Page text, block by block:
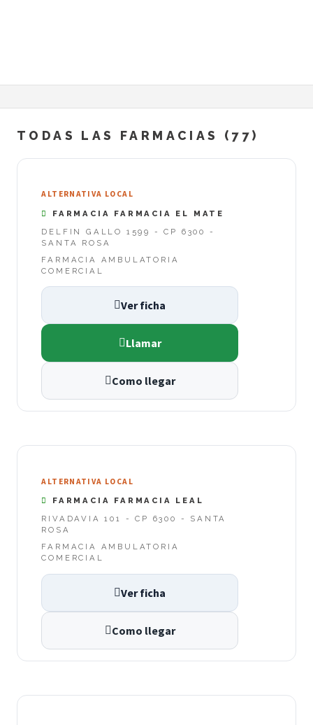
TODAS LAS FARMACIAS (77)
ALTERNATIVA LOCAL
FARMACIA FARMACIA EL MATE
DELFIN GALLO 1599 - CP 6300 -
SANTA ROSA
FARMACIA AMBULATORIA
COMERCIAL
Ver ficha
Llamar
Como llegar
ALTERNATIVA LOCAL
FARMACIA FARMACIA LEAL
RIVADAVIA 101 - CP 6300 - SANTA
ROSA
FARMACIA AMBULATORIA
COMERCIAL
Ver ficha
Como llegar